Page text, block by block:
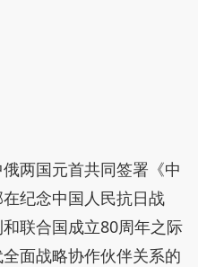
国元首共同签署《中
纪念中国人民抗日战
联合国成立80周年之际
面战略协作伙伴关系的